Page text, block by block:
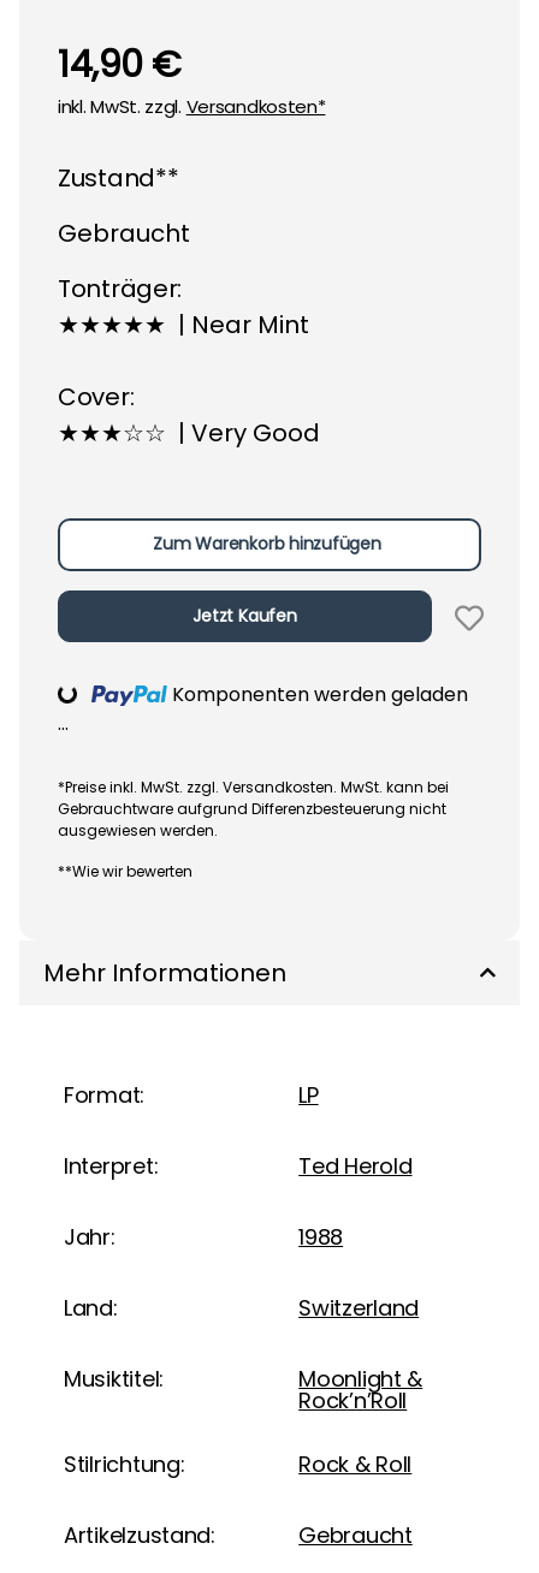
14,90 €
inkl. MwSt. zzgl. Versandkosten*
Zustand**
Gebraucht
Tonträger:
★★★★★ | Near Mint
Cover:
★★★☆☆ | Very Good
Zum Warenkorb hinzufügen
Jetzt Kaufen
Loading...
Komponenten werden geladen
...
*Preise inkl. MwSt. zzgl. Versandkosten. MwSt. kann bei
Gebrauchtware aufgrund Differenzbesteuerung nicht
ausgewiesen werden.
**Wie wir bewerten
Mehr Informationen
Format: LP
Interpret: Ted Herold
Jahr: 1988
Land: Switzerland
Musiktitel: Moonlight &
Rock’n’Roll
Stilrichtung: Rock & Roll
Artikelzustand: Gebraucht